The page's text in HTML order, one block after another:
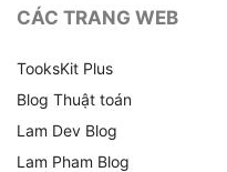
CÁC TRANG WEB
TooksKit Plus
Blog Thuật toán
Lam Dev Blog
Lam Pham Blog